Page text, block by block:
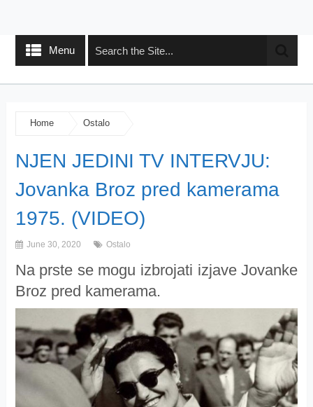
Menu
Home Ostalo
NJEN JEDINI TV INTERVJU:
Jovanka Broz pred kamerama
1975. (VIDEO)
June 30, 2020 Ostalo
Na prste se mogu izbrojati izjave Jovanke
Broz pred kamerama.